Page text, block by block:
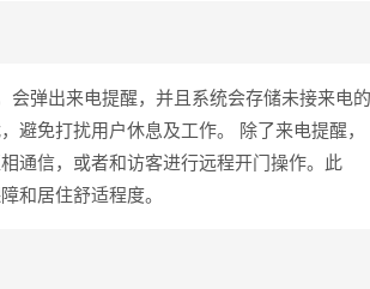
会弹出来电提醒，并且系统会存储未接来电的
避免打扰用户休息及工作。 除了来电提醒，
通信，或者和访客进行远程开门操作。此
和居住舒适程度。